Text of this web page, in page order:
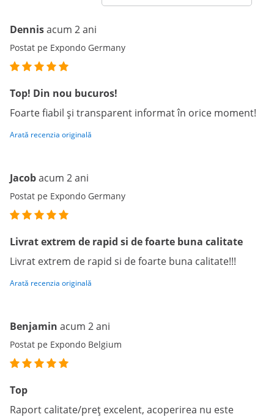
Dennisacum 2 ani
Postat pe Expondo Germany
Top! Din nou bucuros!
Foarte fiabil și transparent informat în orice moment!
Arată recenzia originală
Jacobacum 2 ani
Postat pe Expondo Germany
Livrat extrem de rapid si de foarte buna calitate
Livrat extrem de rapid si de foarte buna calitate!!!
Arată recenzia originală
Benjamin acum 2 ani
Postat pe Expondo Belgium
Top
Raport calitate/preț excelent, acoperirea nu este